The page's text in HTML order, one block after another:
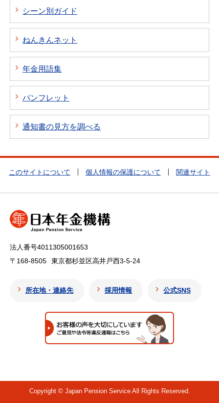
シーン別ガイド
ねんきんネット
年金用語集
パンフレット
通知書の見方を調べる
このサイトについて 個人情報の保護について 関連サイト
法人番号4011305001653
〒168-8505
東京都杉並区高井戸西3-5-24
所在地・連絡先 採用情報 公式SNS
Copyright © Japan Pension Service All Rights Reserved.